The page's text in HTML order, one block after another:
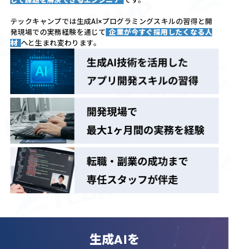
テックキャンプでは生成AI×プログラミングスキルの習得と開
発現場での実務経験を通じて 企業が今すぐ採用したくなる人
材 へと生まれ変わります。
生成AIを